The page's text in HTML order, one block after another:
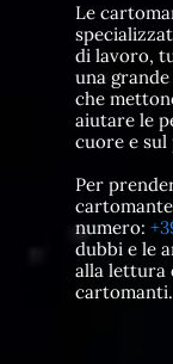
Le
di lavoro,
una
che
aiutare le
cuore e
Per
numero:
dubbi e le
alla lettura
cartomanti.